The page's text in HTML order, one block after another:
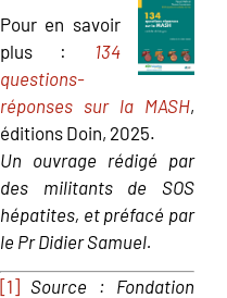
Pour en savoir
plus : 134
questions-
réponses sur la MASH,
éditions Doin, 2025.
Un ouvrage rédigé par
des militants de SOS
hépatites, et préfacé par
le Pr Didier Samuel.
[1] Source : Fondation